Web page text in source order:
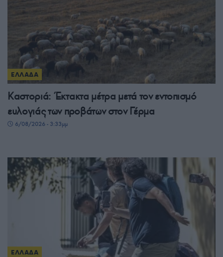
ΕΛΛΑΔΑ
Καστοριά: Έκτακτα μέτρα μετά τον εντοπισμό
ευλογιάς των προβάτων στον Γέρμα
6/08/2026 - 3:33μμ
ΕΛΛΑΔΑ